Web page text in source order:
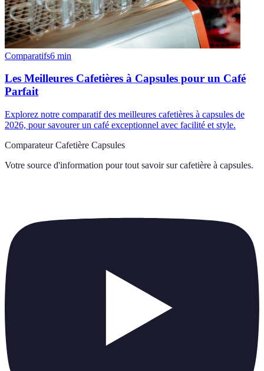
Comparatifs6 min
Les Meilleures Cafetières à Capsules pour un Café
Parfait
Explorez notre comparatif des meilleures cafetières à capsules de
2026, pour savourer un café exceptionnel avec facilité et style.
Comparateur Cafetière Capsules
Votre source d'information pour tout savoir sur cafetière à capsules.